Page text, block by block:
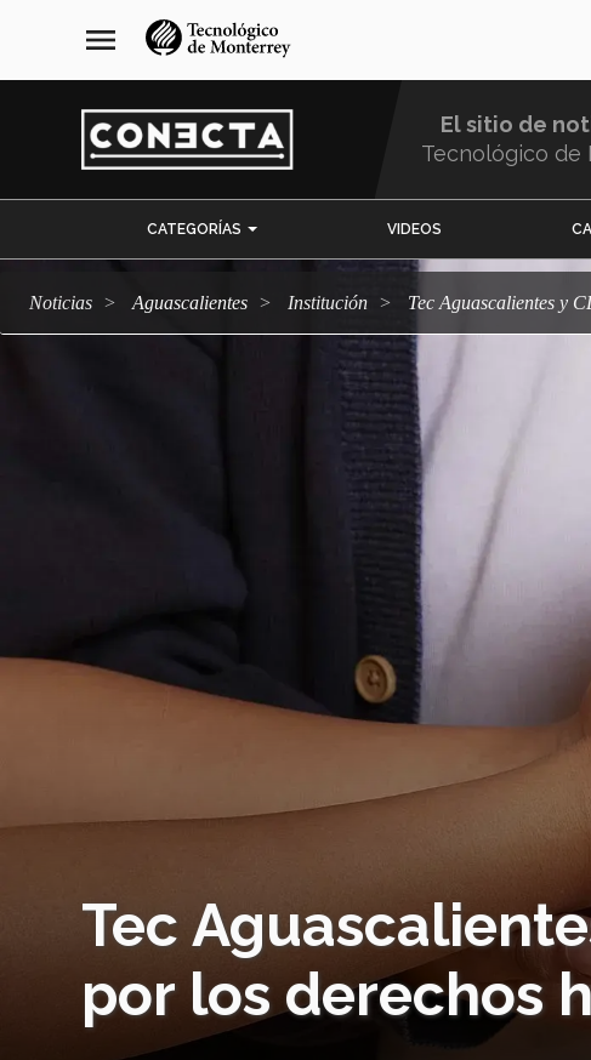
navegación
principal
menu
El sitio de
Tecnológico de
CATEGORÍAS VIDEOS
Noticias Aguascalientes Institución Tec Aguascalientes y
Tec
por los derechos